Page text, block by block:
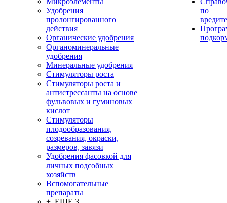
Удобрения
пролонгированного
действия
Органические удобрения
Органоминеральные
удобрения
Минеральные удобрения
Стимуляторы роста
Стимуляторы роста и
антистрессанты на основе
фульвовых и гуминовых
кислот
Стимуляторы
плодообразования,
созревания, окраски,
размеров, завязи
Удобрения фасовкой для
личных подсобных
хозяйств
Вспомогательные
препараты
по